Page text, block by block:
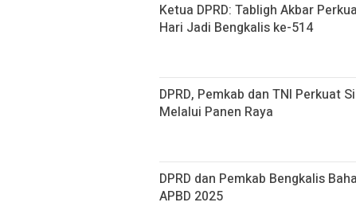
Ketua DPRD: Tabligh Akbar
Hari Jadi Bengkalis ke-514
DPRD, Pemkab dan TNI Perkuat
Melalui Panen Raya
DPRD dan Pemkab Bengkalis
APBD 2025